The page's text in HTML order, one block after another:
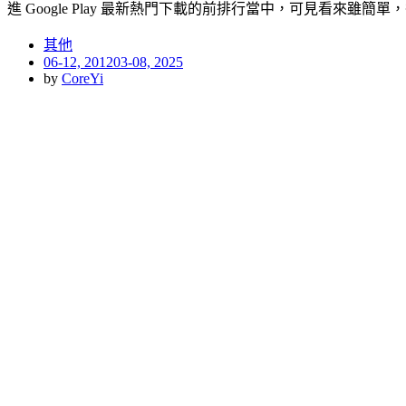
進 Google Play 最新熱門下載的前排行當中，可見看來雖簡單
其他
Posted
on
06-12, 201203-08, 2025
by CoreYi